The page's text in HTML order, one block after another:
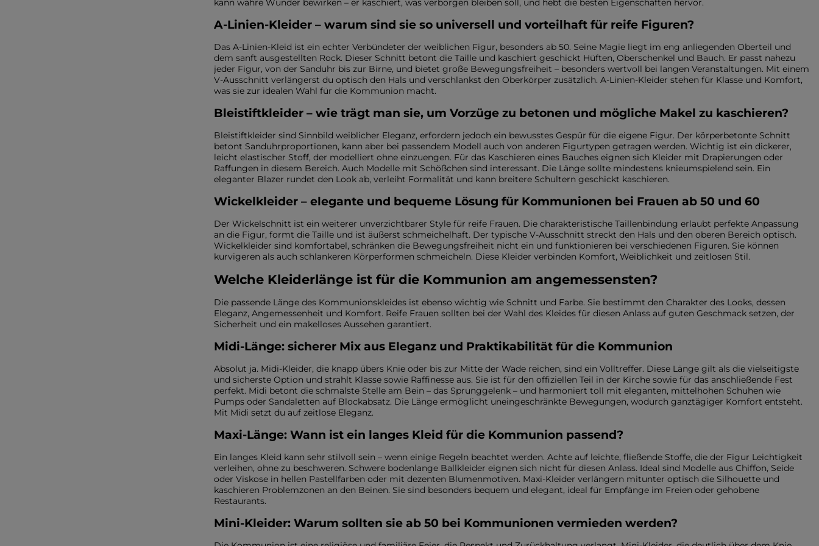
kann wahre Wunder bewirken – er kaschiert, was verborgen bleiben soll, und hebt die besten Eigenschaften hervor.
A-Linien-Kleider – warum sind sie so universell und vorteilhaft für reife Figuren?
Das A-Linien-Kleid ist ein echter Verbündeter der weiblichen Figur, besonders ab 50. Seine Magie liegt im eng anliegenden Oberteil und
dem sanft ausgestellten Rock. Dieser Schnitt betont die Taille und kaschiert geschickt Hüften, Oberschenkel und Bauch. Er passt nahezu
jeder Figur, von der Sanduhr bis zur Birne, und bietet große Bewegungsfreiheit – besonders wertvoll bei langen Veranstaltungen. Mit einem
V-Ausschnitt verlängerst du optisch den Hals und verschlankst den Oberkörper zusätzlich. A-Linien-Kleider stehen für Klasse und Komfort,
was sie zur idealen Wahl für die Kommunion macht.
Bleistiftkleider – wie trägt man sie, um Vorzüge zu betonen und mögliche Makel zu kaschieren?
Bleistiftkleider sind Sinnbild weiblicher Eleganz, erfordern jedoch ein bewusstes Gespür für die eigene Figur. Der körperbetonte Schnitt
betont Sanduhrproportionen, kann aber bei passendem Modell auch von anderen Figurtypen getragen werden. Wichtig ist ein dickerer,
leicht elastischer Stoff, der modelliert ohne einzuengen. Für das Kaschieren eines Bauches eignen sich Kleider mit Drapierungen oder
Raffungen in diesem Bereich. Auch Modelle mit Schößchen sind interessant. Die Länge sollte mindestens knieumspielend sein. Ein
eleganter Blazer rundet den Look ab, verleiht Formalität und kann breitere Schultern geschickt kaschieren.
Wickelkleider – elegante und bequeme Lösung für Kommunionen bei Frauen ab 50 und 60
Der Wickelschnitt ist ein weiterer unverzichtbarer Style für reife Frauen. Die charakteristische Taillenbindung erlaubt perfekte Anpassung
an die Figur, formt die Taille und ist äußerst schmeichelhaft. Der typische V-Ausschnitt streckt den Hals und den oberen Bereich optisch.
Wickelkleider sind komfortabel, schränken die Bewegungsfreiheit nicht ein und funktionieren bei verschiedenen Figuren. Sie können
kurvigeren als auch schlankeren Körperformen schmeicheln. Diese Kleider verbinden Komfort, Weiblichkeit und zeitlosen Stil.
Welche Kleiderlänge ist für die Kommunion am angemessensten?
Die passende Länge des Kommunionskleides ist ebenso wichtig wie Schnitt und Farbe. Sie bestimmt den Charakter des Looks, dessen
Eleganz, Angemessenheit und Komfort. Reife Frauen sollten bei der Wahl des Kleides für diesen Anlass auf guten Geschmack setzen, der
Sicherheit und ein makelloses Aussehen garantiert.
Midi-Länge: sicherer Mix aus Eleganz und Praktikabilität für die Kommunion
Absolut ja. Midi-Kleider, die knapp übers Knie oder bis zur Mitte der Wade reichen, sind ein Volltreffer. Diese Länge gilt als die vielseitigste
und sicherste Option und strahlt Klasse sowie Raffinesse aus. Sie ist für den offiziellen Teil in der Kirche sowie für das anschließende Fest
perfekt. Midi betont die schmalste Stelle am Bein – das Sprunggelenk – und harmoniert toll mit eleganten, mittelhohen Schuhen wie
Pumps oder Sandaletten auf Blockabsatz. Die Länge ermöglicht uneingeschränkte Bewegungen, wodurch ganztägiger Komfort entsteht.
Mit Midi setzt du auf zeitlose Eleganz.
Maxi-Länge: Wann ist ein langes Kleid für die Kommunion passend?
Ein langes Kleid kann sehr stilvoll sein – wenn einige Regeln beachtet werden. Achte auf leichte, fließende Stoffe, die der Figur Leichtigkeit
verleihen, ohne zu beschweren. Schwere bodenlange Ballkleider eignen sich nicht für diesen Anlass. Ideal sind Modelle aus Chiffon, Seide
oder Viskose in hellen Pastellfarben oder mit dezenten Blumenmotiven. Maxi-Kleider verlängern mitunter optisch die Silhouette und
kaschieren Problemzonen an den Beinen. Sie sind besonders bequem und elegant, ideal für Empfänge im Freien oder gehobene
Restaurants.
Mini-Kleider: Warum sollten sie ab 50 bei Kommunionen vermieden werden?